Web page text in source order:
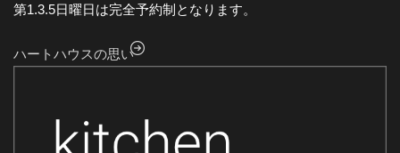
2024年6月
2024年4月
2024年2月
第1.3.5日曜日は完全予約制となります。
ハートハウスの思い